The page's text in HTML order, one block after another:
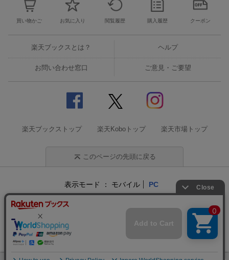
買い物かご お気に入り 閲覧履歴 購入履歴 クーポン
楽天ブックスとは？ ヘルプ
お問い合わせ窓口 ご意見・ご要望
楽天ブックストップ 楽天Koboトップ 楽天市場トップ
このページの先頭に戻る
表示モード モバイル PC
企業情報 個人情報保護方針
特定商取引法に基づく表記